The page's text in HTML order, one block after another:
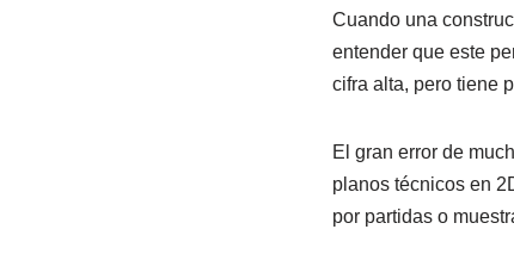
Cuando una
entender que este
cifra alta, pero tiene
El gran error de
planos técnicos en
por partidas o